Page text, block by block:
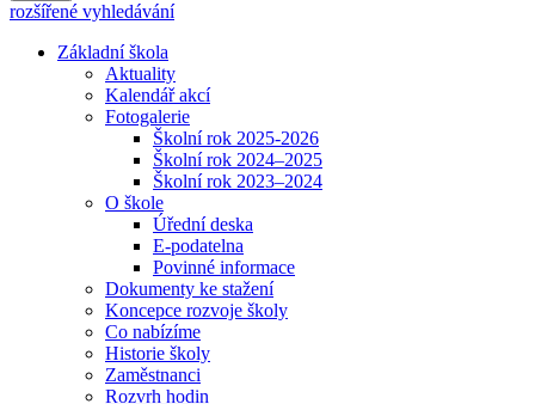
rozšířené vyhledávání
Základní škola
Aktuality
Kalendář akcí
Fotogalerie
Školní rok 2025-2026
Školní rok 2024–2025
Školní rok 2023–2024
O škole
Úřední deska
E-podatelna
Povinné informace
Dokumenty ke stažení
Koncepce rozvoje školy
Co nabízíme
Historie školy
Zaměstnanci
Rozvrh hodin